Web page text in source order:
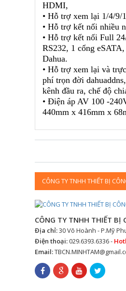
HDMI,
• Hỗ trợ xem lại 1/4/
• Hỗ trợ kết nối nhiều
• Hỗ trợ kết nối Full
RS232, 1 cổng
Dahua.
• Hỗ trợ xem lại và
phí trọn đời
kênh đầu ra, chế độ
• Điện áp AV 100 -
440mm x 416mm x
CÔNG TY TNHH THIẾT BỊ
CÔNG TY TNHH THIẾT BỊ
Địa chỉ:30 Võ Hoành - P.Mỹ
Điện thoại:029.6393.6336 -
Email: